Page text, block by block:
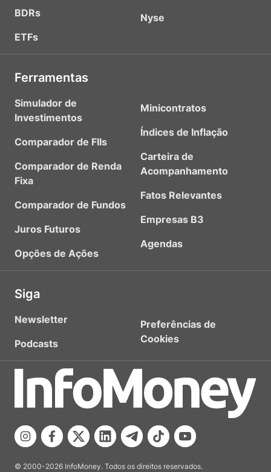
BDRs
ETFs
Nyse
Ferramentas
Simulador de
Investimentos
Comparador de FIIs
Comparador de Renda
Fixa
Comparador de Fundos
Juros Futuros
Opções de Ações
Minicontratos
Índices de Inflação
Carteira de
Acompanhamento
Fatos Relevantes
Empresas B3
Agendas
Siga
Newsletter
Podcasts
Preferências de
Cookies
© 2000-2026 InfoMoney. Todos os direitos reservados.